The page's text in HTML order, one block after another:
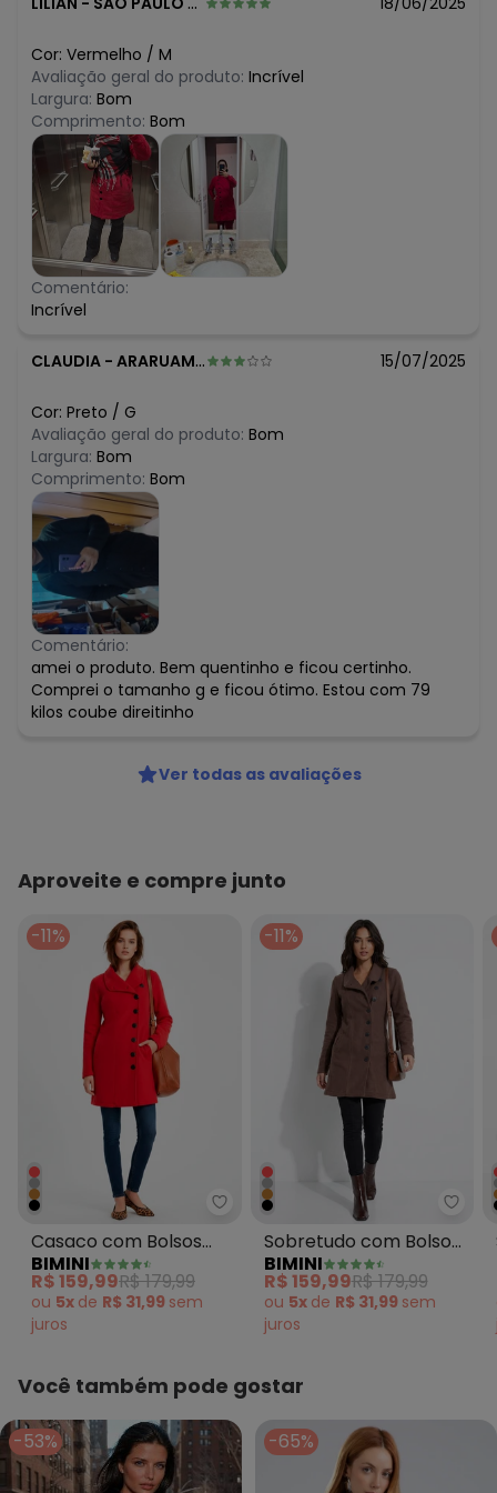
Cor: Vermelho / M
Avaliação geral do produto: Incrível
Largura: Bom
Comprimento: Bom
Comentário:
Incrível
CLAUDIA - ARARUAMA - RJ 15/07/2025
Cor: Preto / G
Avaliação geral do produto: Bom
Largura: Bom
Comprimento: Bom
Comentário:
amei o produto. Bem quentinho e ficou certinho.
Comprei o tamanho g e ficou ótimo. Estou com 79
kilos coube direitinho
Ver todas as avaliações
Aproveite e compre junto
-11%
Bimini - Casaco com Bolsos
Casaco com Bolsos
Soft Vermelho
BIMINI
R$ 159,99R$ 179,99
ou 5x de R$ 31,99 sem
juros
-11%
Sobretudo com Bolsos
Marrom
BIMINI
R$ 159,99R$ 179,99
ou 5x de R$ 31,99 sem
juros
Você também pode gostar
-53% -65%